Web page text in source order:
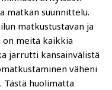
matkan suunnittelu.
matkustustavan ja
on meitä kaikkia
jarrutti kansainvälistä
väheni
Tästä huolimatta